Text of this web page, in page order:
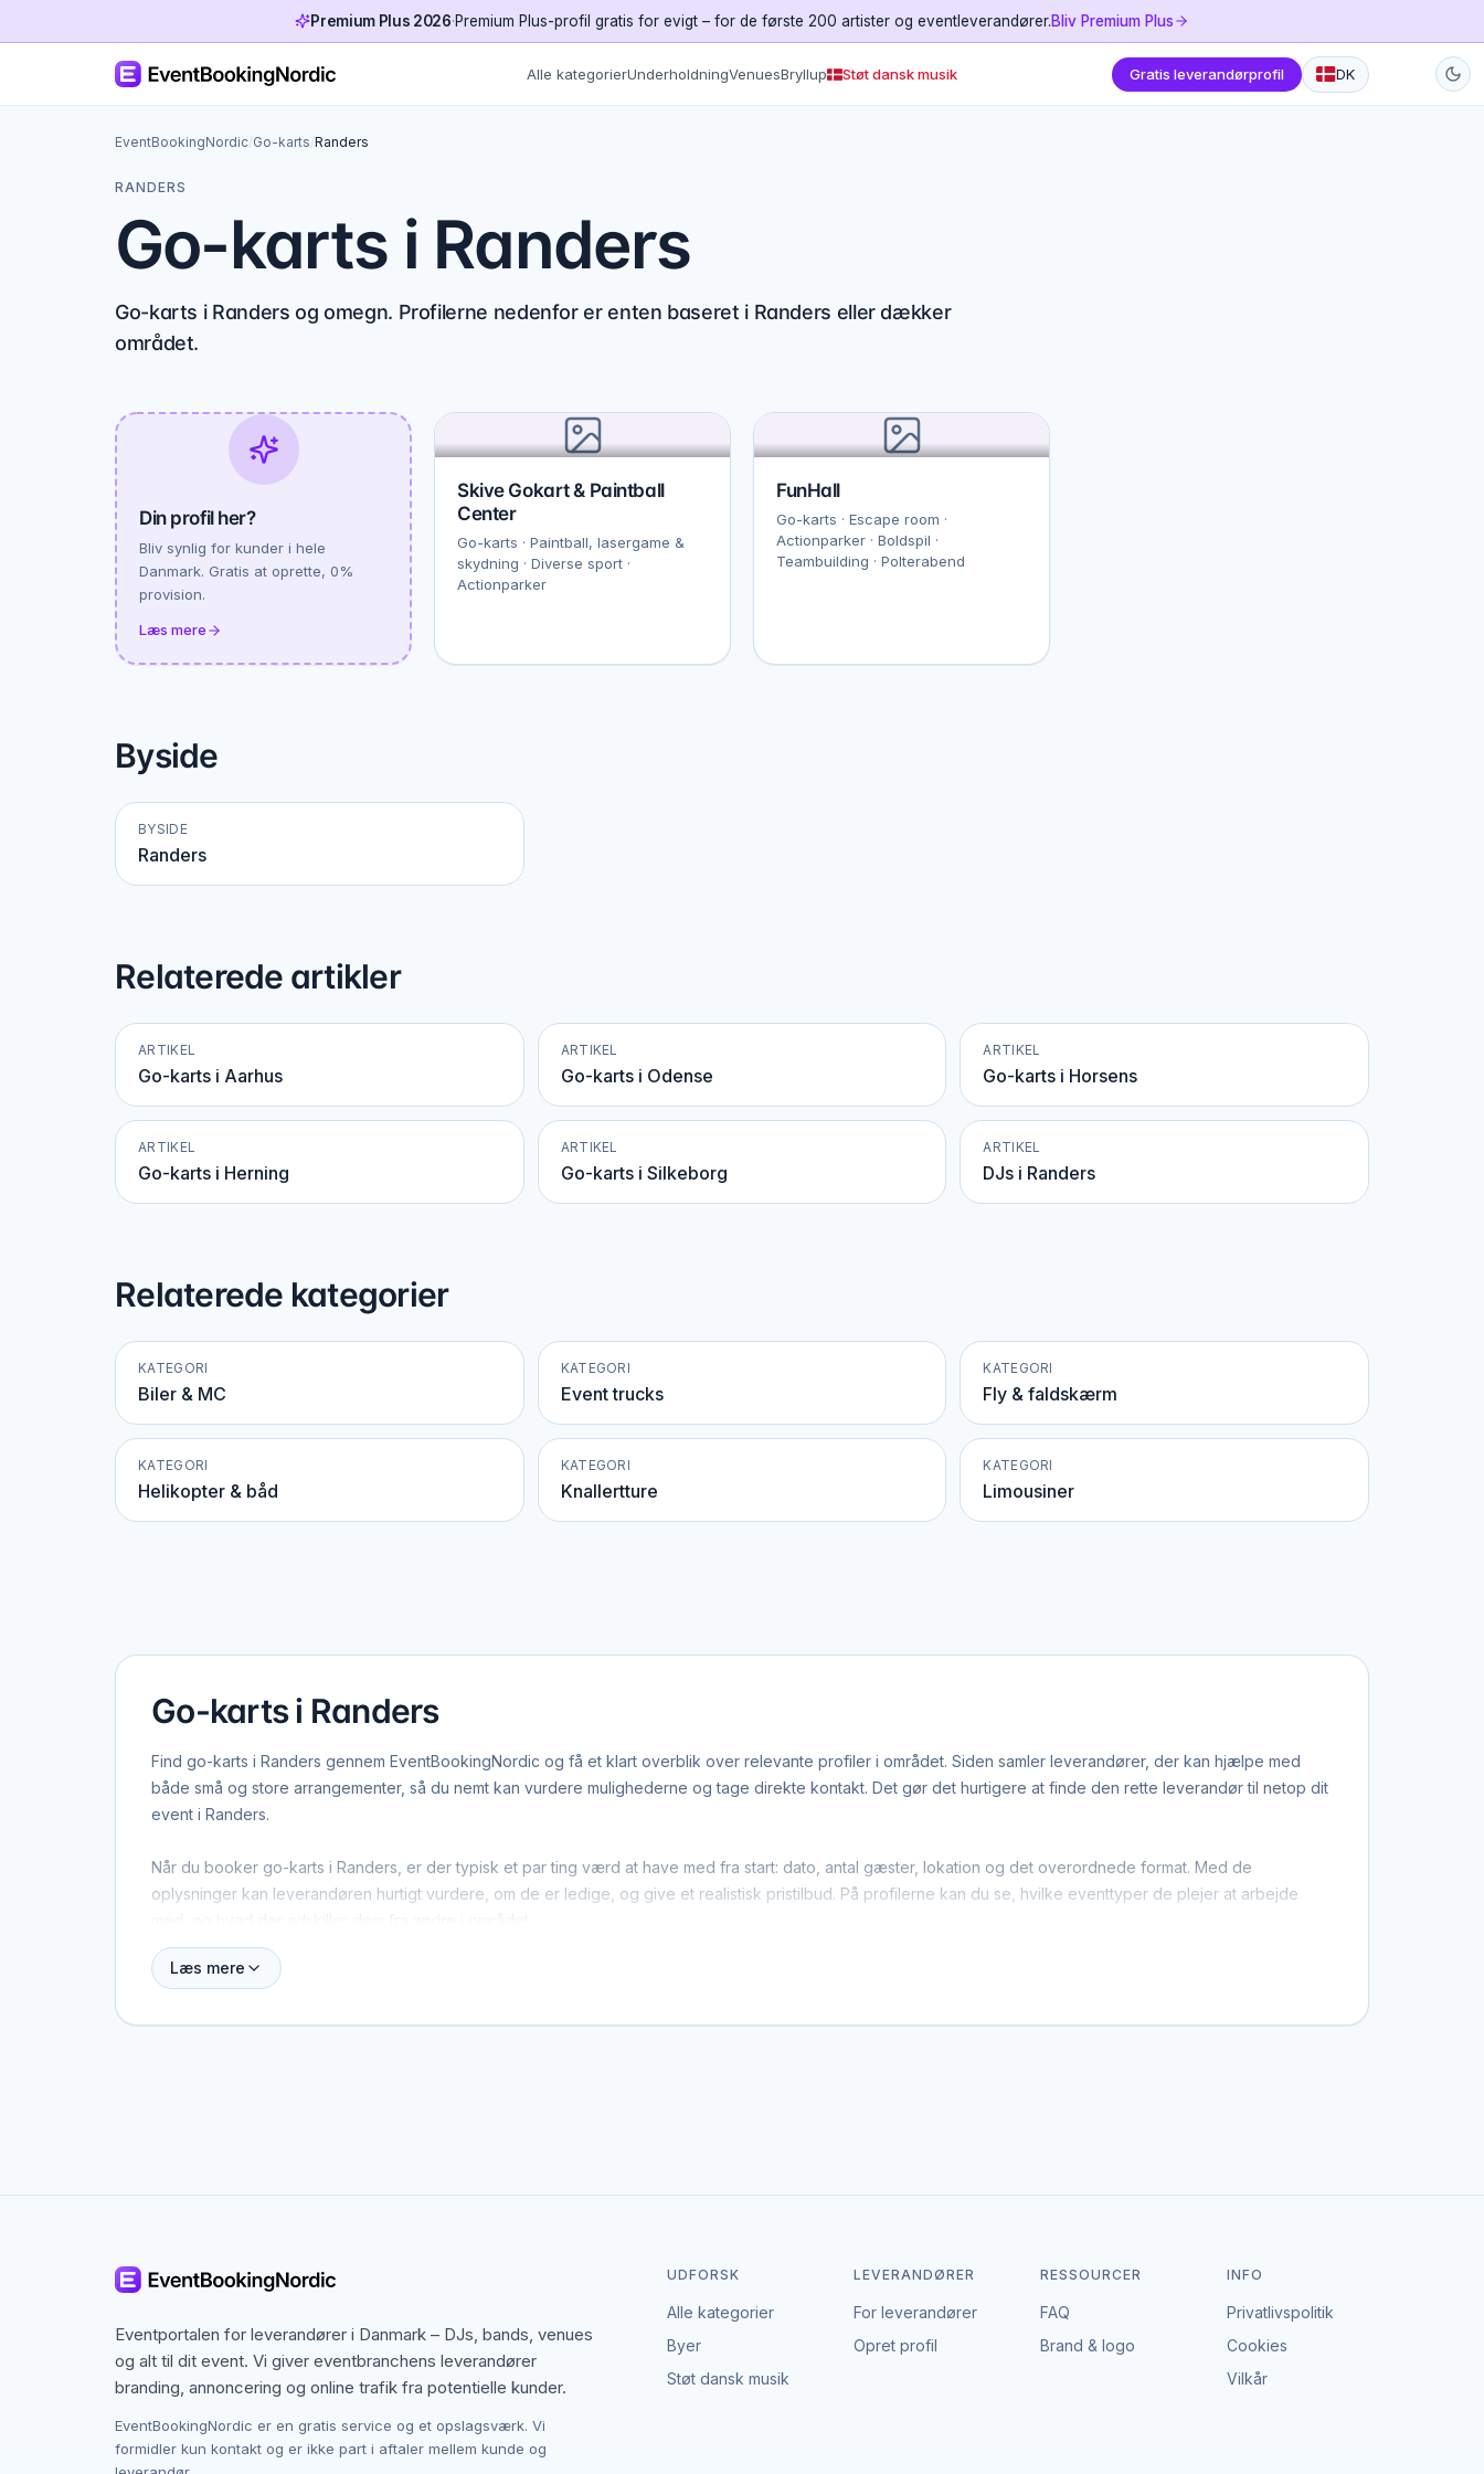
Premium Plus 2026·Premium Plus-profil gratis for evigt – for de første 200 artister og eventleverandører.Bliv Premium Plus
Alle kategorierUnderholdningVenuesBryllup Støt dansk musik Gratis leverandørprofil DK
EventBookingNordic/Go-karts/Randers
RANDERS
Go-karts i Randers
Go-karts i Randers og omegn. Profilerne nedenfor er enten baseret i Randers eller dækker
området.
Din profil her?
Bliv synlig for kunder i hele
Danmark. Gratis at oprette, 0%
provision.
Læs mere
Skive Gokart & Paintball
Center
Go-karts · Paintball, lasergame &
skydning · Diverse sport ·
Actionparker
FunHall
Go-karts · Escape room ·
Actionparker · Boldspil ·
Teambuilding · Polterabend
Byside
BYSIDE
Randers
Relaterede artikler
ARTIKEL
Go-karts i Aarhus
ARTIKEL
Go-karts i Odense
ARTIKEL
Go-karts i Horsens
ARTIKEL
Go-karts i Herning
ARTIKEL
Go-karts i Silkeborg
ARTIKEL
DJs i Randers
Relaterede kategorier
KATEGORI
Biler & MC
KATEGORI
Event trucks
KATEGORI
Fly & faldskærm
KATEGORI
Helikopter & båd
KATEGORI
Knallertture
KATEGORI
Limousiner
Go-karts i Randers
Find go-karts i Randers gennem EventBookingNordic og få et klart overblik over relevante profiler i området. Siden samler leverandører, der kan hjælpe med
både små og store arrangementer, så du nemt kan vurdere mulighederne og tage direkte kontakt. Det gør det hurtigere at finde den rette leverandør til netop dit
event i Randers.
Når du booker go-karts i Randers, er der typisk et par ting værd at have med fra start: dato, antal gæster, lokation og det overordnede format. Med de
oplysninger kan leverandøren hurtigt vurdere, om de er ledige, og give et realistisk pristilbud. På profilerne kan du se, hvilke eventtyper de plejer at arbejde
Randers dækker både centrum og omegn, og mange go-karts-leverandører arbejder bredt i regionen. Det betyder, at du ikke kun finder dem med base i
speciel ramme i tankerne.
Læs mere
Eventportalen for leverandører i Danmark – DJs, bands, venues
og alt til dit event. Vi giver eventbranchens leverandører
branding, annoncering og online trafik fra potentielle kunder.
EventBookingNordic er en gratis service og et opslagsværk. Vi
formidler kun kontakt og er ikke part i aftaler mellem kunde og
UDFORSK
Alle kategorier
Byer
Støt dansk musik
LEVERANDØRER
For leverandører
Opret profil
RESSOURCER
FAQ
Brand & logo
INFO
Privatlivspolitik
Cookies
Vilkår